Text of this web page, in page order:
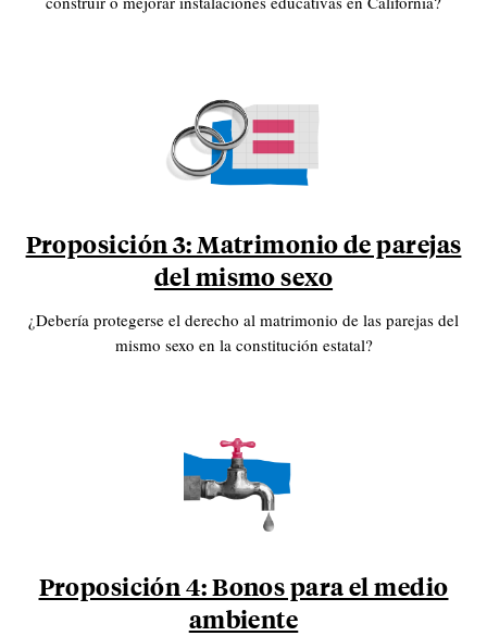
Proposición 3: Matrimonio de parejas
del mismo sexo
¿Debería protegerse el derecho al matrimonio de las parejas del
mismo sexo en la constitución estatal?
Proposición 4: Bonos para el medio
ambiente